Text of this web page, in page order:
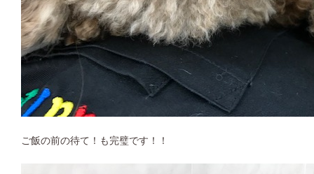
ご飯の前の待て！も完璧です！！